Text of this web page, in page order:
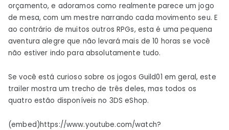
orçamento, e adoramos como realmente parece um jogo
de mesa, com um mestre narrando cada movimento seu. E
ao contrário de muitos outros RPGs, esta é uma pequena
aventura alegre que não levará mais de 10 horas se você
não estiver indo para absolutamente tudo.
Se você está curioso sobre os jogos Guild01 em geral, este
trailer mostra um trecho de três deles, mas todos os
quatro estão disponíveis no 3DS eShop.
(embed)https://www.youtube.com/watch?